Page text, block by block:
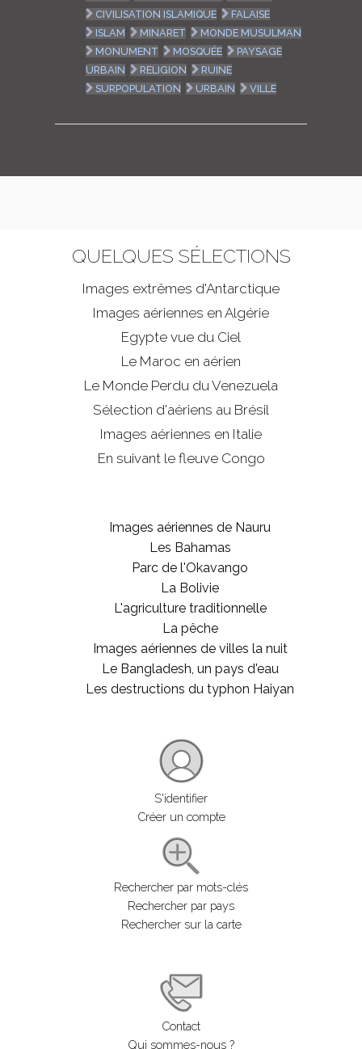
CIVILISATION ISLAMIQUE
FALAISE
ISLAM
MINARET
MONDE MUSULMAN
MONUMENT
MOSQUÉE
PAYSAGE
URBAIN
RELIGION
RUINE
SURPOPULATION
URBAIN VILLE
QUELQUES SÉLECTIONS
Images extrêmes d'Antarctique
Images aériennes en Algérie
Egypte vue du Ciel
Le Maroc en aérien
Le Monde Perdu du Venezuela
Sélection d'aériens au Brésil
Images aériennes en Italie
En suivant le fleuve Congo
Images aériennes de Nauru
Les Bahamas
Parc de l'Okavango
La Bolivie
L'agriculture traditionnelle
La pêche
Images aériennes de villes la nuit
Le Bangladesh, un pays d'eau
Les destructions du typhon Haiyan
S'identifier
Créer un compte
Rechercher par mots-clés
Rechercher par pays
Rechercher sur la carte
Contact
Qui sommes-nous ?